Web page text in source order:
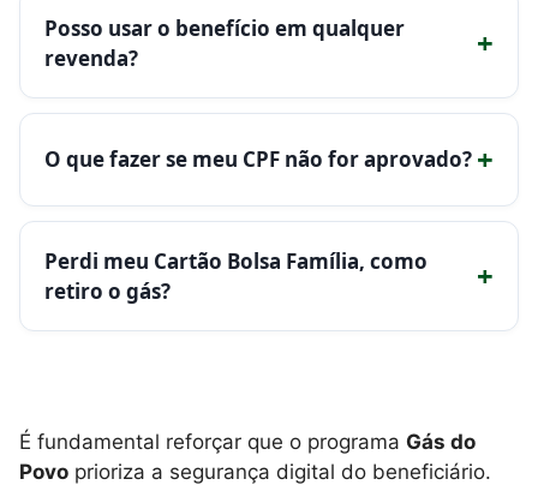
Posso usar o benefício em qualquer
revenda?
+
O que fazer se meu CPF não for aprovado? +
Perdi meu Cartão Bolsa Família, como
retiro o gás?
+
É fundamental reforçar que o programa Gás do
Povo prioriza a segurança digital do beneficiário.